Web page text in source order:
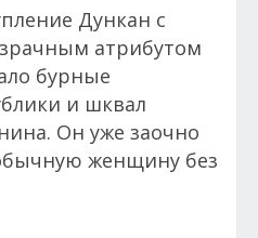
Дункан с
атрибутом
бурные
и шквал
Он уже заочно
женщину без